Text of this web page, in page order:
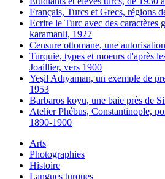
Français, Turcs et Grecs, régions
Ecrire le Turc avec des caractères
karamanli, 1927
Censure ottomane, une
Turquie, types et moeurs d'après
Joaillier, vers 1900
Yeşil Adıyaman, un exemple de
1953
Barbaros koyu, une baie près de
Atelier Phébus, Constantinople,
1890-1900
Arts
Photographies
Histoire
Langues turques